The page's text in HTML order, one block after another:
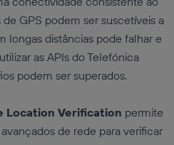
GPS podem ser suscetíveis a
longas distâncias pode falhar e
as APIs do Telefónica
podem ser superados.
Location Verification permite
de rede para verificar